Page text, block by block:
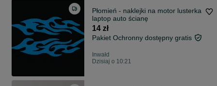
Płomień - naklejki na motor lusterka
laptop auto ścianę
14 zł
Pakiet Ochronny dostępny gratis
Inwałd
Dzisiaj o 10:21